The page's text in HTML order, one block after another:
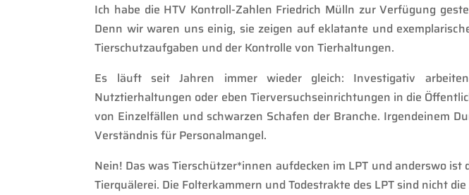
Ich habe die HTV Kontroll-Zahlen Friedrich Mülln zur Verfügung
Denn wir waren uns einig, sie zeigen auf eklatante und
Tierschutzaufgaben und der Kontrolle von Tierhaltungen.
Es läuft seit Jahren immer wieder gleich: Investigativ
Nutztierhaltungen oder eben Tierversuchseinrichtungen in die
von Einzelfällen und schwarzen Schafen der Branche. Irgendeinem
Verständnis für Personalmangel.
Nein! Das was Tierschützer*innen aufdecken im LPT und anderswo
Tierquälerei. Die Folterkammern und Todestrakte des LPT sind nicht